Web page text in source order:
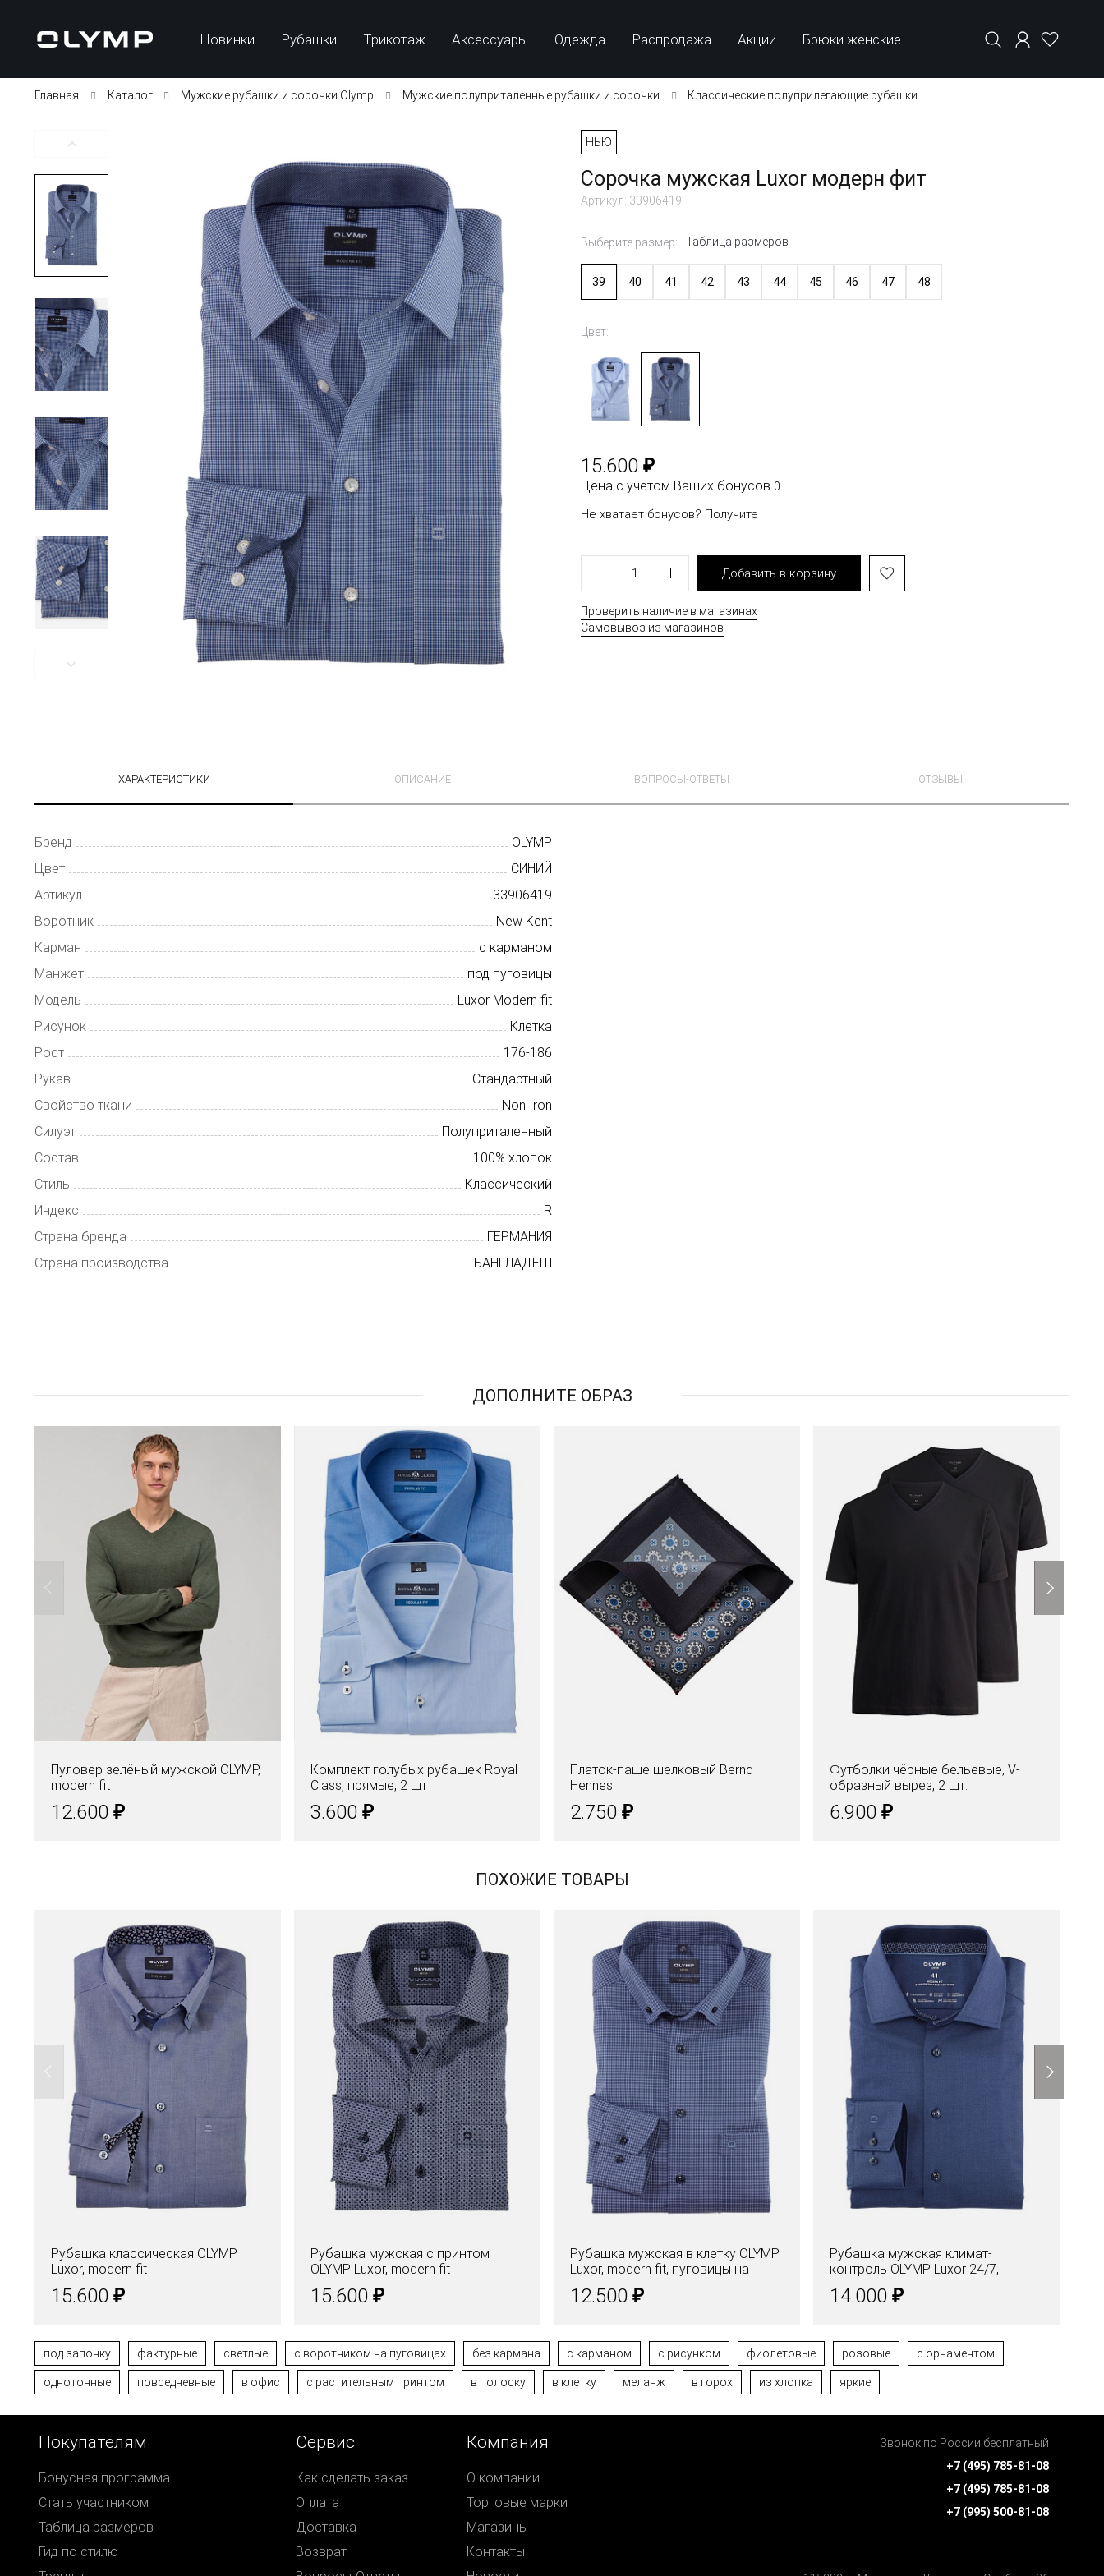
Новинки Рубашки Трикотаж Аксессуары Одежда Распродажа Акции Брюки женские
Главная Каталог Мужские рубашки и сорочки Olymp Мужские полуприталенные рубашки и сорочки Классические полуприлегающие рубашки
НЬЮ
Сорочка мужская Luxor модерн фит
Артикул: 33906419
Выберите размер: Таблица размеров
39 40 41 42 43 44 45 46 47 48
Цвет:
15.600 ₽
Цена с учетом Ваших бонусов 0
Не хватает бонусов? Получите
1 Добавить в корзину
Проверить наличие в магазинах
Самовывоз из магазинов
ХАРАКТЕРИСТИКИ ОПИСАНИЕ ВОПРОСЫ-ОТВЕТЫ ОТЗЫВЫ
Бренд
OLYMP
Цвет
СИНИЙ
Артикул
33906419
Воротник
New Kent
Карман
с карманом
Манжет
под пуговицы
Модель
Luxor Modern fit
Рисунок
Клетка
Рост
176-186
Рукав
Стандартный
Свойство ткани
Non Iron
Силуэт
Полуприталенный
Состав
100% хлопок
Стиль
Классический
Индекс
R
Страна бренда
ГЕРМАНИЯ
Страна производства
БАНГЛАДЕШ
ДОПОЛНИТЕ ОБРАЗ
Пуловер зелёный мужской OLYMP,
modern fit
12.600 ₽
Комплект голубых рубашек Royal
Class, прямые, 2 шт
3.600 ₽
Платок-паше шелковый Bernd
Hennes
2.750 ₽
Футболки чёрные бельевые, V-
образный вырез, 2 шт.
6.900 ₽
ПОХОЖИЕ ТОВАРЫ
Рубашка классическая OLYMP
Luxor, modern fit
15.600 ₽
Рубашка мужская с принтом
OLYMP Luxor, modern fit
15.600 ₽
Рубашка мужская в клетку OLYMP
Luxor, modern fit, пуговицы на
воротнике
12.500 ₽
Рубашка мужская климат-
контроль OLYMP Luxor 24/7,
modern fit
14.000 ₽
под запонку фактурные светлые c воротником на пуговицах без кармана с карманом с рисунком фиолетовые розовые с орнаментом
однотонные повседневные в офис с растительным принтом в полоску в клетку меланж в горох из хлопка яркие
Покупателям
Бонусная программа
Стать участником
Таблица размеров
Гид по стилю
Сервис
Как сделать заказ
Оплата
Доставка
Возврат
Компания
О компании
Торговые марки
Магазины
Контакты
Звонок по России бесплатный
+7 (495) 785-81-08
+7 (495) 785-81-08
+7 (995) 500-81-08